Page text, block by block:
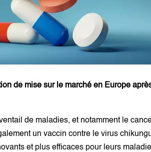
de mise sur le marché en Europe
de maladies, et notamment le
un vaccin contre le virus
et plus efficaces pour leurs